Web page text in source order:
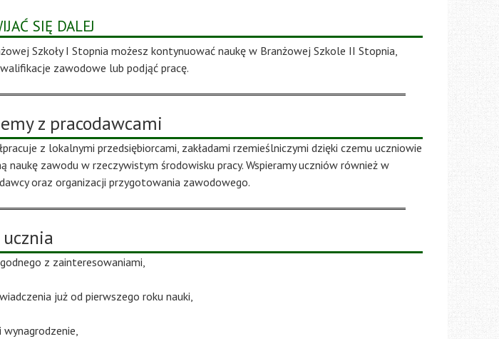
SIĘ DALEJ
Szkoły I Stopnia możesz kontynuować naukę w Branżowej Szkole II Stopnia,
zawodowe lub podjąć pracę.
z pracodawcami
z lokalnymi przedsiębiorcami, zakładami rzemieślniczymi dzięki czemu uczniowie
naukę zawodu w rzeczywistym środowisku pracy. Wspieramy uczniów również w
oraz organizacji przygotowania zawodowego.
z zainteresowaniami,
już od pierwszego roku nauki,